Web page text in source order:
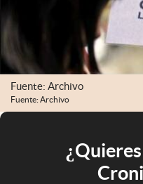
Fuente: Archivo
Fuente: Archivo